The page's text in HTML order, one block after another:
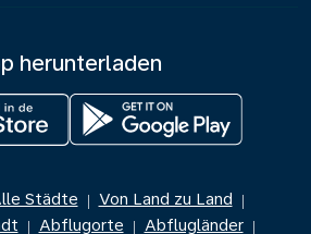
herunterladen
Städte | Von Land zu Land |
| Abflugorte | Abflugländer |